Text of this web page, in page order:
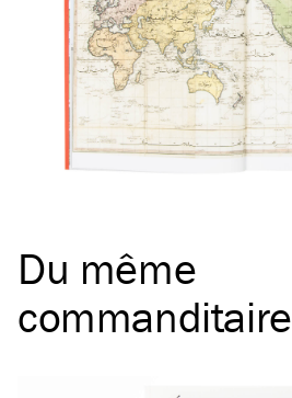
Du même
commanditaire